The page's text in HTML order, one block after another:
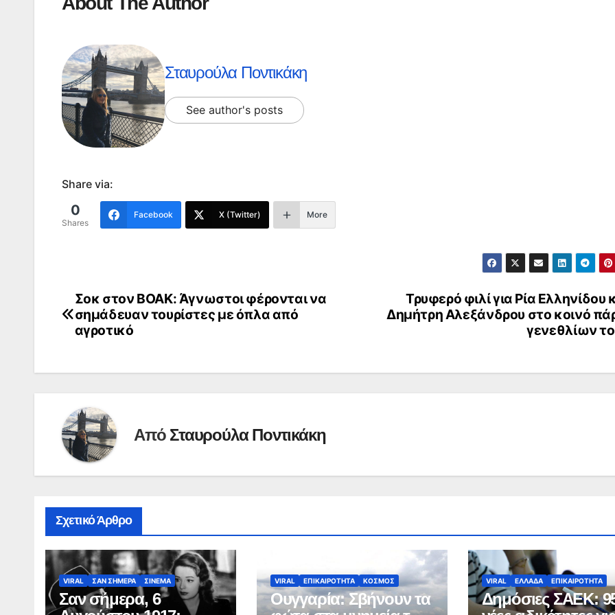
Σταυρούλα Ποντικάκη
See author's posts
Share via:
0
Shares
Facebook X (Twitter) More
Πλοήγηση
άρθρων
Τρυφερό φιλί για Ρία Ελληνίδου
Δημήτρη Αλεξάνδρου στο κοινό
γενεθλίων
Σοκ στον ΒΟΑΚ: Άγνωστοι φέρονται να
σημάδευαν τουρίστες με όπλα από
αγροτικό
Από Σταυρούλα Ποντικάκη
Σχετικό Άρθρο
VIRAL ΣΑΝ ΣΗΜΕΡΑ ΣΙΝΕΜΑ
Σαν σήμερα, 6
VIRAL ΕΠΙΚΑΙΡΟΤΗΤΑ ΚΟΣΜΟΣ
Ουγγαρία: Σβήνουν τα
VIRAL ΕΛΛΑΔΑ ΕΠΙΚΑΙΡΟΤΗΤΑ
Δημόσιες ΣΑΕΚ: